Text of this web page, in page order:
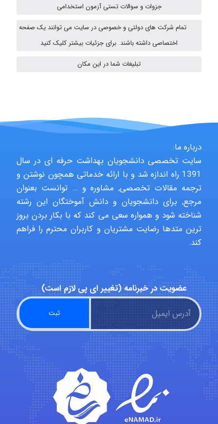
fatima
Jafar Tym
aghajari vahid
Alirez0990
hosein abdolvand
Kati
emami
جزوات و سوالات تستی آزمون استخدامی
تمام شرکت های دولتی و خصوصی در سایت می توانند یک صفحه
اختصاصی داشته باشند. برای جزئیات بیشتر کلیک کنید
تبلیغات شما در این مکان
درباره ما:
سایت تخصصی دانشجویان بهداشت حرفه ای در سال
1391 راه اندازه شد و با ارائه خدماتی همچون نوشتن و
ترجمه مقالات تخصصی, مشاوره و … توانست بعنوان
مرجع, برای دانشجویان و دانش آموختگان این رشته
شناخته شود و همواره سعی می کند که با بکار بردن بروز
ترین متدها رضایت مشتریان و کاربران محترم را فراهم
کند.
عضویت در خبرنامه (تغییر ای پی لازم است)